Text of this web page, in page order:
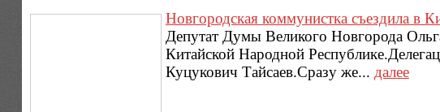
Новгородская коммунистка съездила в
Депутат Думы Великого Новгорода
Китайской Народной
Куцукович Тайсаев.Сразу же... далее